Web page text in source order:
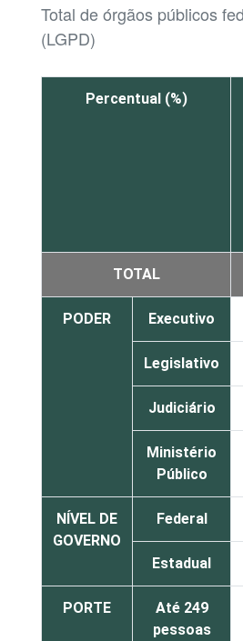
Total de órgãos públicos
(LGPD)
Percentual (%)
TOTAL
PODER Executivo
Legislativo
Judiciário
Ministério
Público
NÍVEL DE
GOVERNO
Federal
Estadual
PORTE
Até 249
pessoas